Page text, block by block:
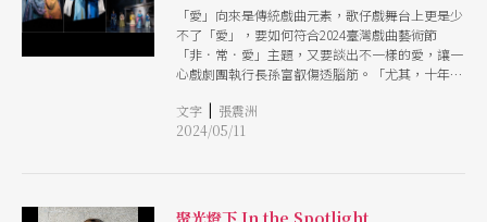
「愛」向來是傳統戲曲元素，歌仔戲舞台上更是少
不了「愛」，要如何符合2024臺灣戲曲藝術節
「非．常．愛」主題，又要談出不一樣的愛，讓一
心戲劇團執行長孫富叡傷透腦筋。「尤其，十年前
了探討人類所謂的道德正義而製作過白蛇後傳《千
年》，甚至上演過母子相戀的禁忌之愛，這樣的一
文字 | 張震洲
2024/05/11
聚光燈下 In the Spotlight